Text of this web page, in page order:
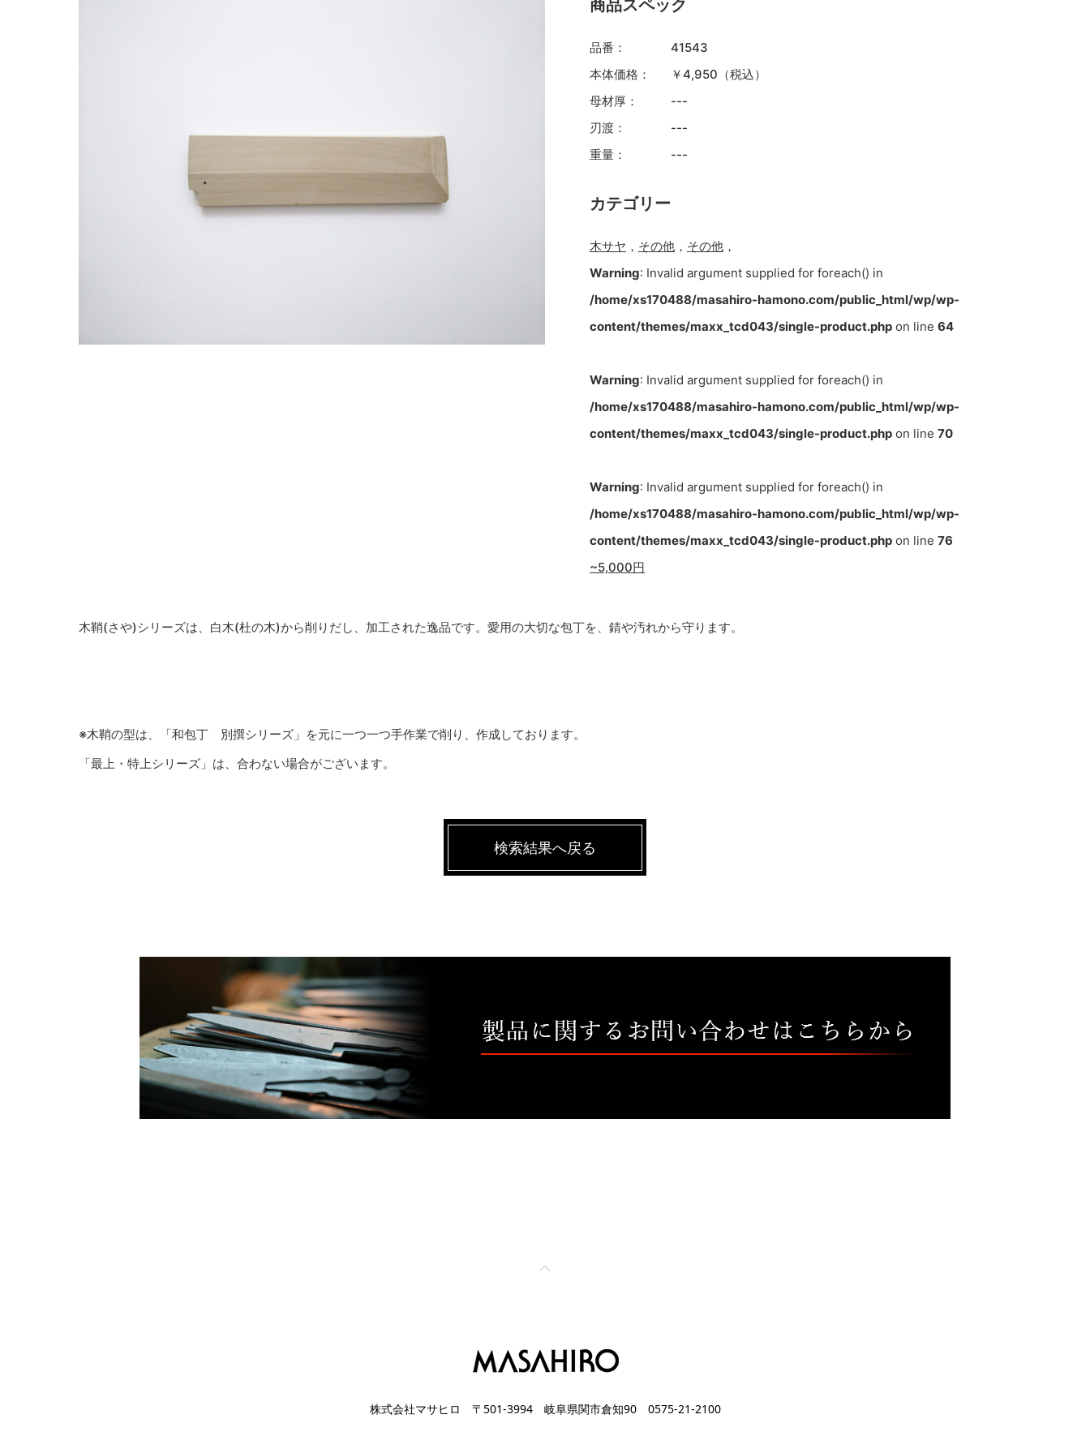
商品スペック
品番：
41543
本体価格：
￥4,950（税込）
母材厚：
---
刃渡：
---
重量：
---
カテゴリー
木サヤ ， その他 ， その他 ，
Warning: Invalid argument supplied for foreach() in
/home/xs170488/masahiro-hamono.com/public_html/wp/wp-
content/themes/maxx_tcd043/single-product.php on line 64
Warning: Invalid argument supplied for foreach() in
/home/xs170488/masahiro-hamono.com/public_html/wp/wp-
content/themes/maxx_tcd043/single-product.php on line 70
Warning: Invalid argument supplied for foreach() in
/home/xs170488/masahiro-hamono.com/public_html/wp/wp-
content/themes/maxx_tcd043/single-product.php on line 76
~5,000円
木鞘(さや)シリーズは、白木(杜の木)から削りだし、加工された逸品です。愛用の大切な包丁を、錆や汚れから守ります。
※木鞘の型は、「和包丁 別撰シリーズ」を元に一つ一つ手作業で削り、作成しております。
「最上・特上シリーズ」は、合わない場合がございます。
検索結果へ戻る
株式会社マサヒロ 〒501-3994 岐阜県関市倉知90 0575-21-2100